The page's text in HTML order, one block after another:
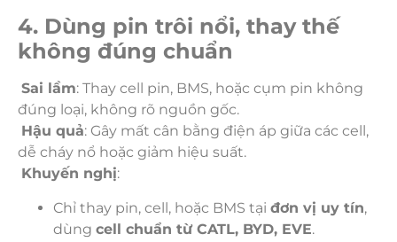
4. Dùng pin trôi nổi, thay thế
không đúng chuẩn
Sai lầm: Thay cell pin, BMS, hoặc cụm pin không
đúng loại, không rõ nguồn gốc.
Hậu quả: Gây mất cân bằng điện áp giữa các cell,
dễ cháy nổ hoặc giảm hiệu suất.
Khuyến nghị:
Chỉ thay pin, cell, hoặc BMS tại đơn vị uy tín,
dùng cell chuẩn từ CATL, BYD, EVE.